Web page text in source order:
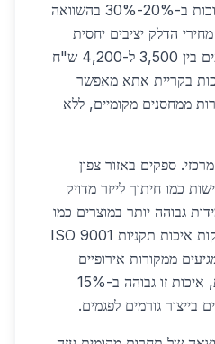
יותר, עם עלויות הובלה נמוכות ב-20%-30% בהשוואה
בדרום. ב-2026, מחירי הדלק יציבים יחסית
ומחירי הפלדה הבסיסית נעים בין 3,500 ל-4,200 ש"ח
בקריית אתא מאפשר
ממחסנים מקומיים, ללא
ספקים באזור צפון
כמו חיתוך לייזר מדויק
גבוהה יותר במוצרים כמו
צינורות פלדה ופלטות. בדיקות איכות תקניות ISO 9001
ממקורות אירופיים
מוסמכים. בהשוואה ארצית, איכות זו גבוהה ב-15%
גורמים לפגמים.